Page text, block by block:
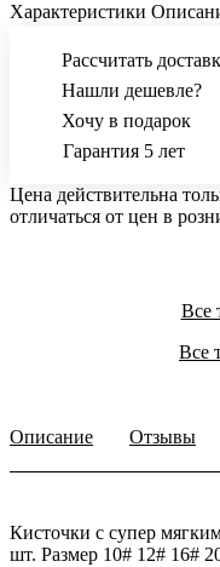
Характеристики
Рассчитать
Нашли дешевле?
Хочу в подарок
Гарантия 5 лет
Цена действительна
отличаться от цен в
Все
Все
Описание Отзывы
Кисточки с супер
шт. Размер 10# 12# 16#